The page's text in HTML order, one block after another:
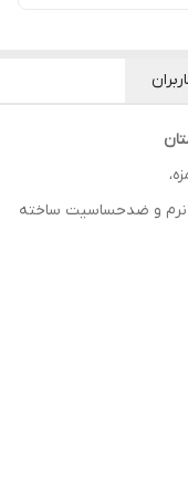
و ضدحساسیت ساخته